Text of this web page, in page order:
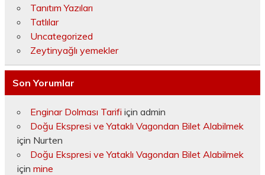
Tanıtım Yazıları
Tatlılar
Uncategorized
Zeytinyağlı yemekler
Son Yorumlar
Enginar Dolması Tarifi için admin
Doğu Ekspresi ve Yataklı Vagondan Bilet Alabilmek
için Nurten
Doğu Ekspresi ve Yataklı Vagondan Bilet Alabilmek
için mine